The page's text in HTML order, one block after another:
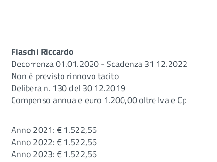
Fiaschi Riccardo
Decorrenza 01.01.2020 - Scadenza 31.12.2022
Non è previsto rinnovo tacito
Delibera n. 130 del 30.12.2019
Compenso annuale euro 1.200,00 oltre Iva e Cp
Anno 2021: € 1.522,56
Anno 2022: € 1.522,56
Anno 2023: € 1.522,56